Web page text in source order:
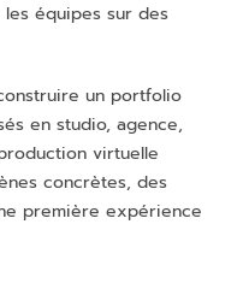
équipes sur des
un portfolio
en studio, agence,
virtuelle
concrètes, des
première expérience